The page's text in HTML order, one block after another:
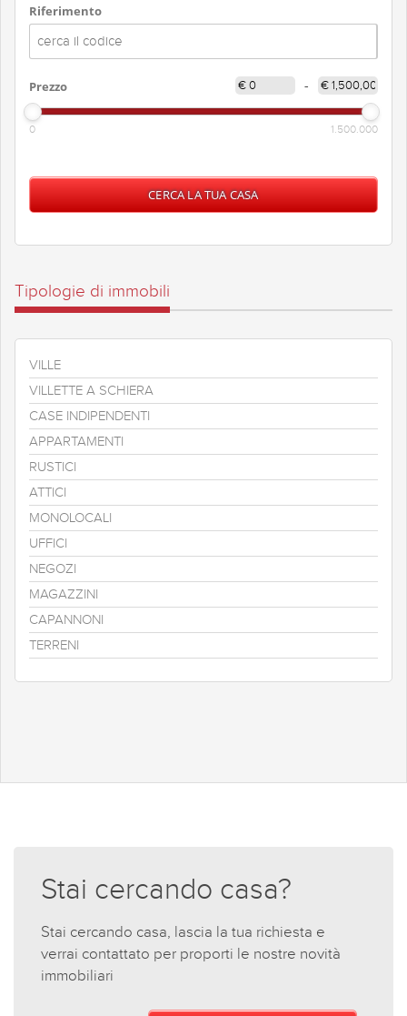
Riferimento
Prezzo -
0 1.500.000
Tipologie di immobili
VILLE
VILLETTE A SCHIERA
CASE INDIPENDENTI
APPARTAMENTI
RUSTICI
ATTICI
MONOLOCALI
UFFICI
NEGOZI
MAGAZZINI
CAPANNONI
TERRENI
Stai cercando casa?
Stai cercando casa, lascia la tua richiesta e
verrai contattato per proporti le nostre novità
immobiliari